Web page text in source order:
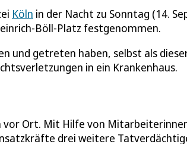
Köln in der Nacht zu Sonntag (14.
Böll-Platz festgenommen.
und getreten haben, selbst als
in ein Krankenhaus.
vor Ort. Mit Hilfe von
drei weitere